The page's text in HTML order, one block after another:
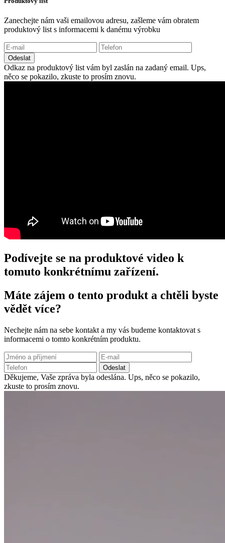
Zanechejte nám vaši emailovou adresu, zašleme vám obratem
produktový list s informacemi k danému výrobku
Odeslat
Odkaz na produktový list vám byl zaslán na zadaný email. Ups,
něco se pokazilo, zkuste to prosím znovu.
Podívejte se na produktové video k
tomuto konkrétnímu zařízení.
Máte zájem o tento produkt a chtěli byste
vědět více?
Nechejte nám na sebe kontakt a my vás budeme kontaktovat s
informacemi o tomto konkrétním produktu.
Odeslat
Děkujeme, Vaše zpráva byla odeslána. Ups, něco se pokazilo,
zkuste to prosím znovu.